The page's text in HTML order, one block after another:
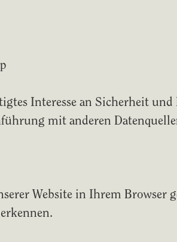
Interesse an Sicherheit
mit anderen
Website in Ihrem Browser